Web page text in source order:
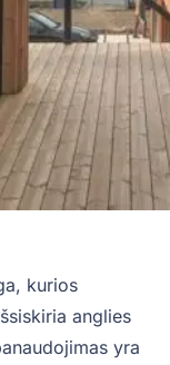
kurios
anglies
yra